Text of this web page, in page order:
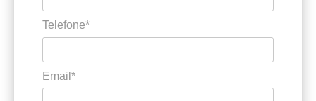
Telefone*
Email*